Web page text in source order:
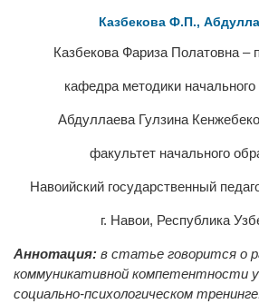
Казбекова Ф.П.,
Казбекова Фариза Полатовна –
кафедра методики начального
Абдуллаева Гулзина
факультет начального
Навоийский государственный
г. Навои, Республика
Аннотация: в статье говорится о
коммуникативной компетентности
социально-психологическом